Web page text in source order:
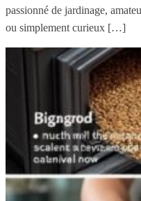
passionné de jardinage,
ou simplement curieux […]